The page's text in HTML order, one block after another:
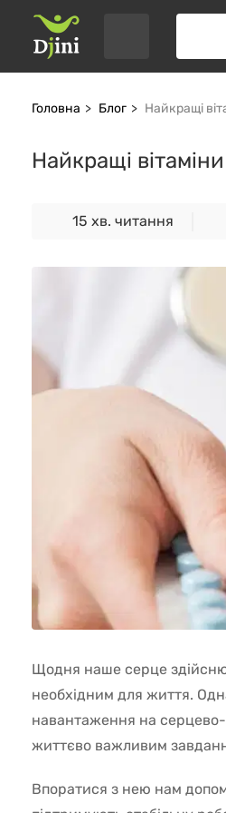
Головна Блог Найкращі
Найкращі
15 хв. читання
Щодня наше серце
необхідним для життя.
навантаження на серцево-
життєво важливим
Впоратися з нею нам